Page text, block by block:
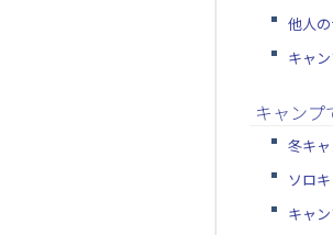
他人
キャ
キャンプ
冬キ
ソロ
キャ